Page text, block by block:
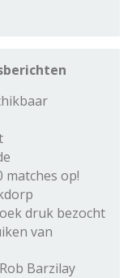
matches op!
druk bezocht
van
Barzilay